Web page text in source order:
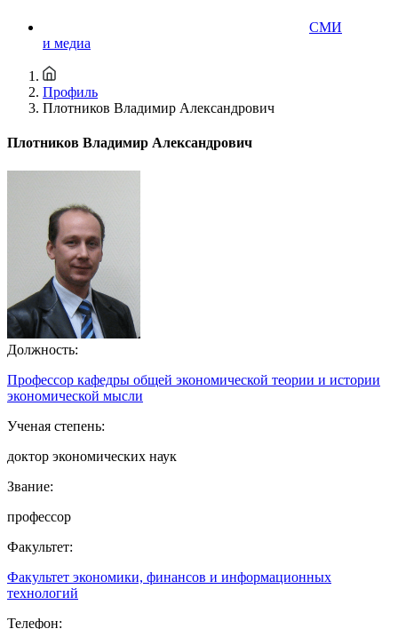
СМИ
и медиа
Профиль
Плотников Владимир Александрович
Плотников Владимир Александрович
Должность:
Профессор кафедры общей экономической теории и истории
экономической мысли
Ученая степень:
доктор экономических наук
Звание:
профессор
Факультет:
Факультет экономики, финансов и информационных
технологий
Телефон: